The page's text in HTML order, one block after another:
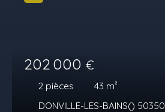
202 000 €
2 pièces 43 m²
DONVILLE-LES-BAINS() 50350